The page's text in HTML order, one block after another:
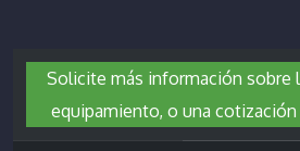
Solicite más información sobre
equipamiento, o una